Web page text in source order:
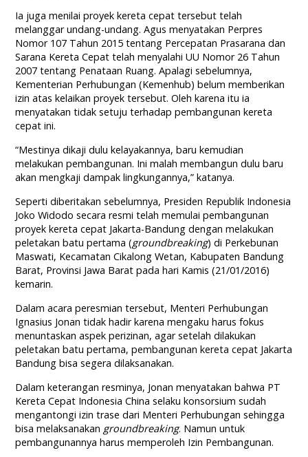
Ia juga menilai proyek kereta cepat tersebut telah
melanggar undang-undang. Agus menyatakan Perpres
Nomor 107 Tahun 2015 tentang Percepatan Prasarana dan
Sarana Kereta Cepat telah menyalahi UU Nomor 26 Tahun
2007 tentang Penataan Ruang. Apalagi sebelumnya,
Kementerian Perhubungan (Kemenhub) belum memberikan
izin atas kelaikan proyek tersebut. Oleh karena itu ia
menyatakan tidak setuju terhadap pembangunan kereta
cepat ini.
“Mestinya dikaji dulu kelayakannya, baru kemudian
melakukan pembangunan. Ini malah membangun dulu baru
akan mengkaji dampak lingkungannya,” katanya.
Seperti diberitakan sebelumnya, Presiden Republik Indonesia
Joko Widodo secara resmi telah memulai pembangunan
proyek kereta cepat Jakarta-Bandung dengan melakukan
peletakan batu pertama (groundbreaking) di Perkebunan
Maswati, Kecamatan Cikalong Wetan, ‎Kabupaten Bandung
Barat, Provinsi Jawa Barat pada hari Kamis (21/01/2016)
kemarin.
Dalam acara peresmian tersebut, Menteri Perhubungan
Ignasius Jonan tidak hadir karena mengaku harus fokus
menuntaskan aspek perizinan, agar setelah dilakukan
peletakan batu pertama, pembangunan kereta cepat Jakarta
Bandung bisa segera dilaksanakan.
Dalam keterangan resminya, Jonan menyatakan bahwa PT
Kereta Cepat Indonesia China selaku konsorsium sudah
mengantongi izin trase dari Menteri Perhubungan sehingga
bisa melaksanakan groundbreaking. Namun untuk
pembangunannya harus memperoleh Izin Pembangunan.